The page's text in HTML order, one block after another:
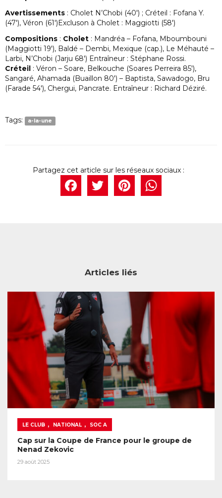
Avertissements : Cholet N’Chobi (40′) ; Créteil : Fofana Y.
(47′), Véron (61′)Excluson à Cholet : Maggiotti (58′)
Compositions : Cholet : Mandréa – Fofana, Mboumbouni
(Maggiotti 19′), Baldé – Dembi, Mexique (cap.), Le Méhauté –
Larbi, N’Chobi (Jarju 68′) Entraîneur : Stéphane Rossi.
Créteil : Véron – Soare, Belkouche (Soares Perreira 85′),
Sangaré, Ahamada (Buaillon 80′) – Baptista, Sawadogo, Bru
(Farade 54′), Chergui, Pancrate. Entraîneur : Richard Déziré.
Tags: a-la-une
Facebook
Twitter
Articles liés
LE CLUB , NATIONAL , SOC A
Cap sur la Coupe de France pour le groupe de
Nenad Zekovic
29 août 2025